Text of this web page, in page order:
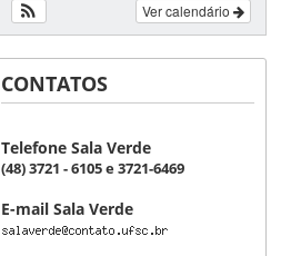
Ver calendário
CONTATOS
Telefone Sala Verde
(48) 3721 - 6105 e 3721-6469
E-mail Sala Verde